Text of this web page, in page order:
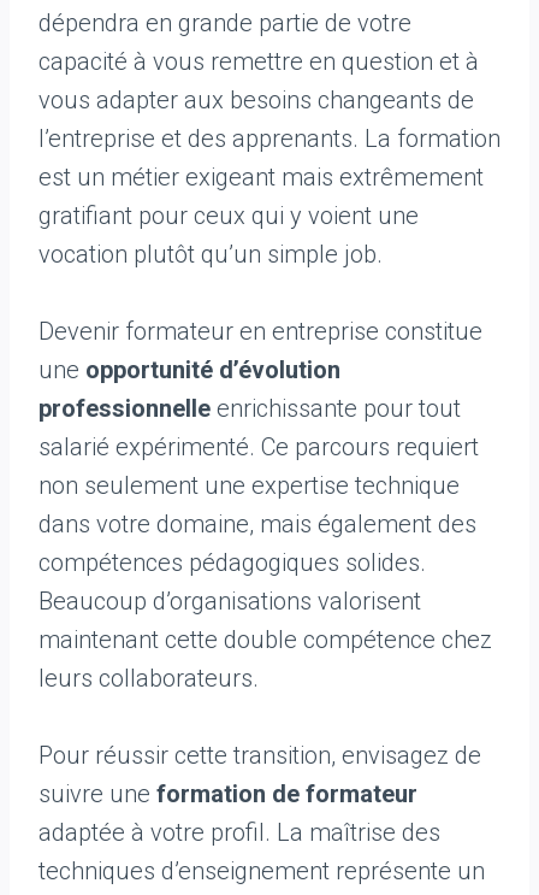
dépendra en grande partie de votre
capacité à vous remettre en question et à
vous adapter aux besoins changeants de
l’entreprise et des apprenants. La formation
est un métier exigeant mais extrêmement
gratifiant pour ceux qui y voient une
vocation plutôt qu’un simple job.
Devenir formateur en entreprise constitue
une opportunité d’évolution
professionnelle enrichissante pour tout
salarié expérimenté. Ce parcours requiert
non seulement une expertise technique
dans votre domaine, mais également des
compétences pédagogiques solides.
Beaucoup d’organisations valorisent
maintenant cette double compétence chez
leurs collaborateurs.
Pour réussir cette transition, envisagez de
suivre une formation de formateur
adaptée à votre profil. La maîtrise des
techniques d’enseignement représente un